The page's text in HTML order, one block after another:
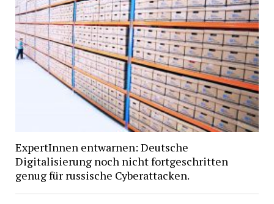
ExpertInnen entwarnen: Deutsche
Digitalisierung noch nicht fortgeschritten
genug für russische Cyberattacken.